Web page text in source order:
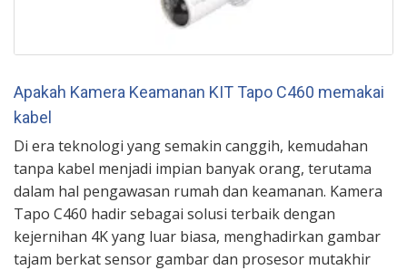
Apakah Kamera Keamanan KIT Tapo C460 memakai
kabel
Di era teknologi yang semakin canggih, kemudahan
tanpa kabel menjadi impian banyak orang, terutama
dalam hal pengawasan rumah dan keamanan. Kamera
Tapo C460 hadir sebagai solusi terbaik dengan
kejernihan 4K yang luar biasa, menghadirkan gambar
tajam berkat sensor gambar dan prosesor mutakhir